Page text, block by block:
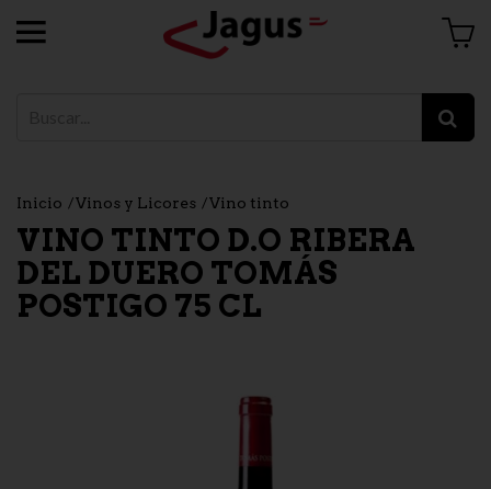
Inicio Vinos y Licores Vino tinto
VINO TINTO D.O RIBERA
DEL DUERO TOMÁS
POSTIGO 75 CL